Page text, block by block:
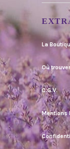
La
Où
C.G.V.
Mentions